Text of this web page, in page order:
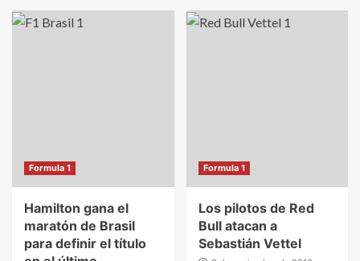
Formula 1
Hamilton gana el
maratón de Brasil
para definir el título
Formula 1
Los pilotos de Red
Bull atacan a
Sebastián Vettel